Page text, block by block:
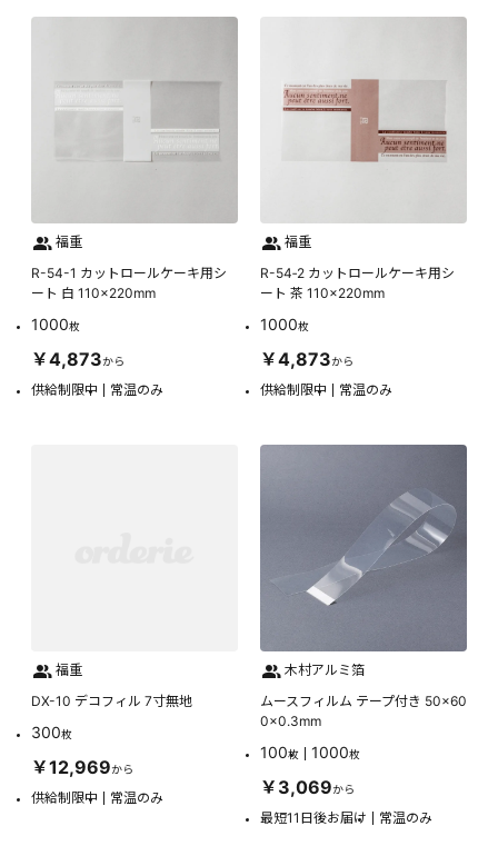
福重
R-54-1 カットロールケーキ用シ
ート 白 110×220mm
1000枚
￥4,873から
供給制限中 常温のみ
福重
R-54‐2 カットロールケーキ用シ
ート 茶 110×220mm
1000枚
￥4,873から
供給制限中 常温のみ
福重
DX-10 デコフィル 7寸無地
300枚
￥12,969から
供給制限中 常温のみ
木村アルミ箔
ムースフィルム テープ付き 50×60
0×0.3mm
100枚 1000枚
￥3,069から
最短11日後お届け 常温のみ